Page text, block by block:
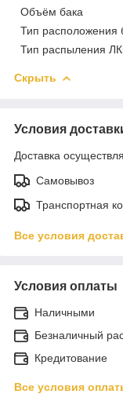
Объём бака
Тип расположения
Тип распыления
Скрыть
Условия
Доставка
Самовывоз
Транспортная
Все условия
Условия оплаты
Наличными
Безналичный
Кредитование
Все условия